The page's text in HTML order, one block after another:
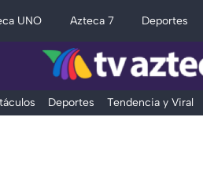
UNO Azteca 7 Deportes
Deportes Tendencia y Viral